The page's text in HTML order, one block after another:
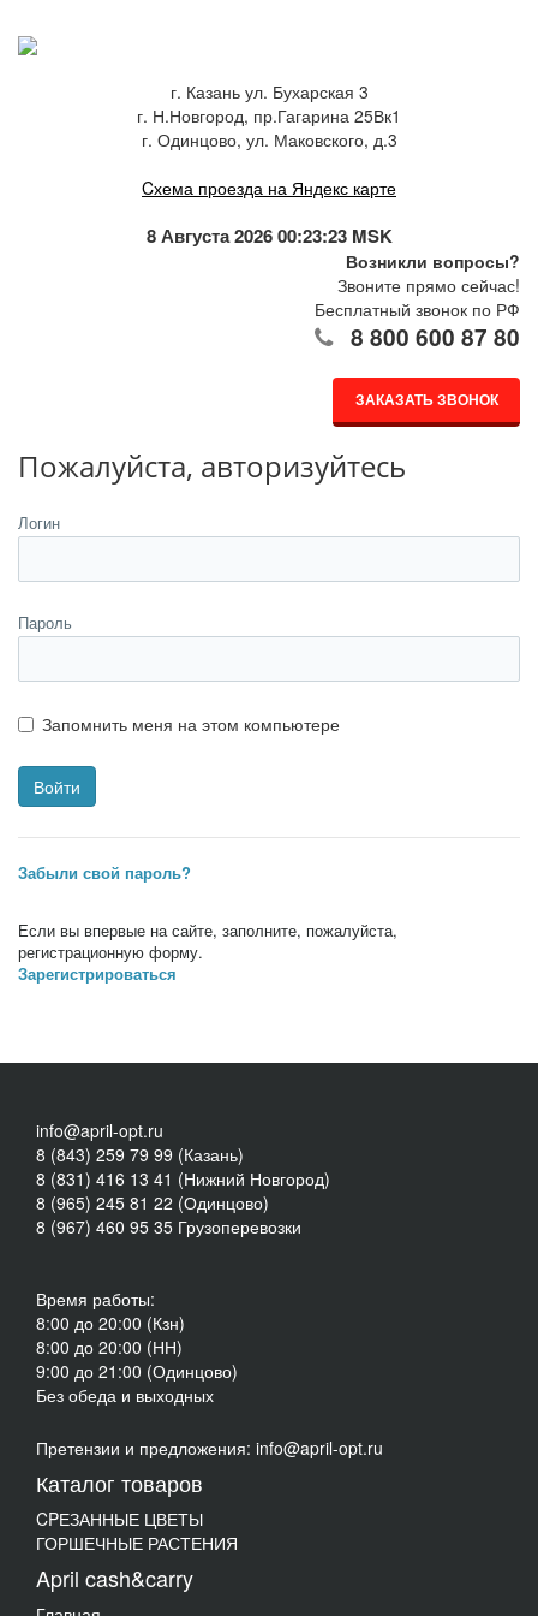
г. Казань ул. Бухарская 3
г. Н.Новгород, пр.Гагарина 25Вк1
г. Одинцово, ул. Маковского, д.3
Cхема проезда на Яндекс карте
8 Августа 2026 00:23:23 MSK
Возникли вопросы?
Звоните прямо сейчас!
Бесплатный звонок по РФ
8 800 600 87 80
ЗАКАЗАТЬ ЗВОНОК
Пожалуйста, авторизуйтесь
Логин
Пароль
Запомнить меня на этом компьютере
Забыли свой пароль?
Если вы впервые на сайте, заполните, пожалуйста,
регистрационную форму.
Зарегистрироваться
info@april-opt.ru
8 (843) 259 79 99 (Казань)
8 (831) 416 13 41 (Нижний Новгород)
8 (965) 245 81 22 (Одинцово)
8 (967) 460 95 35 Грузоперевозки
Время работы:
8:00 до 20:00 (Кзн)
8:00 до 20:00 (НН)
9:00 до 21:00 (Одинцово)
Без обеда и выходных
Претензии и предложения: info@april-opt.ru
Каталог товаров
CPЕЗАННЫЕ ЦВЕТЫ
ГОРШЕЧНЫЕ РАСТЕНИЯ
April cash&carry